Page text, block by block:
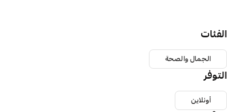
الفئات
الجمال والصحة
التوفر
أونلاين